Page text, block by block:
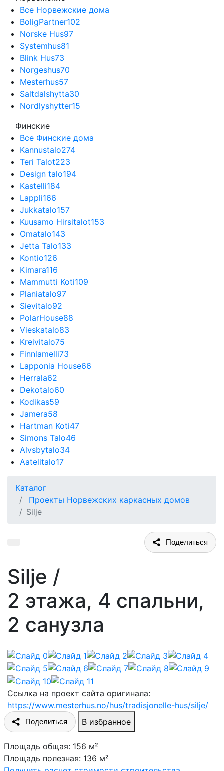
Все Норвежские дома
BoligPartner102
Norske Hus97
Systemhus81
Blink Hus73
Norgeshus70
Mesterhus57
Saltdalshytta30
Nordlyshytter15
Финские
Все Финские дома
Kannustalo274
Teri Talot223
Design talo194
Kastelli184
Lappli166
Jukkatalo157
Kuusamo Hirsitalot153
Omatalo143
Jetta Talo133
Kontio126
Kimara116
Mammutti Koti109
Planiatalo97
Sievitalo92
PolarHouse88
Vieskatalo83
Kreivitalo75
Finnlamelli73
Lapponia House66
Herrala62
Dekotalo60
Kodikas59
Jamera58
Hartman Koti47
Simons Talo46
Alvsbytalo34
Aatelitalo17
Каталог
Проекты Норвежских каркасных домов
Silje
Поделиться
Silje /
2 этажа, 4 спальни,
2 санузла
Ссылка на проект сайта оригинала:
https://www.mesterhus.no/hus/tradisjonelle-hus/silje/
Поделиться В избранное
Площадь общая: 156 м²
Площадь полезная: 136 м²